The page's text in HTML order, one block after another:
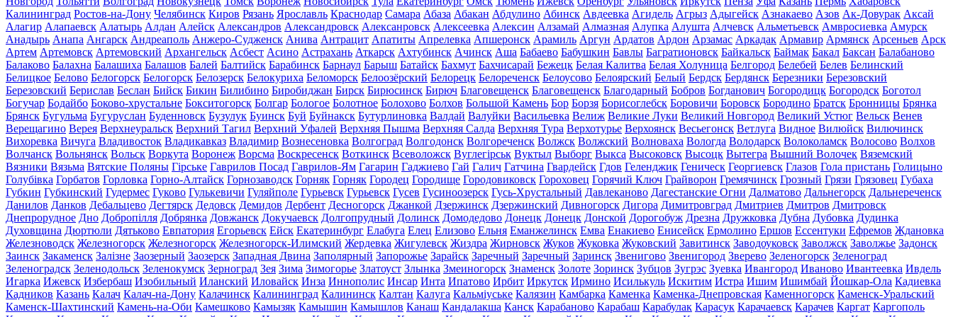
Калининград Ростов-на-Дону Челябинск Киров Рязань Ярославль Краснодар Самара Абаза Абакан Абдулино Абинск Авдеевка Агидель Агрыз Адыгейск Азнакаево Азов Ак-Довурак Аксай
Алагир Алапаевск Алатырь Алдан Алейск Александров Александровск Алексанровск Алексеевка Алексин Алзамай Алмазная Алупка Алушта Алчевск Альметьевск Амвросиевка Амурск
Анадырь Анапа Ангарск Андреаполь Анжеро-Судженск Анива Антрацит Апатиты Апрелевка Апшеронск Арамиль Аргун Ардатов Ардон Арзамас Аркадак Армавир Армянск Арсеньев Арск
Артем Артемовск Артемовский Архангельск Асбест Асино Астрахань Аткарск Ахтубинск Ачинск Аша Бабаево Бабушкин Бавлы Багратионовск Байкальск Баймак Бакал Баксан Балабаново
Балаково Балахна Балашиха Балашов Балей Балтийск Барабинск Барнаул Барыш Батайск Бахмут Бахчисарай Бежецк Белая Калитва Белая Холуница Белгород Белебей Белев Белинский
Белицкое Белово Белогорск Белогорск Белозерск Белокуриха Беломорск Белоозёрский Белорецк Белореченск Белоусово Белоярский Белый Бердск Бердянск Березники Березовский
Березовский Берислав Беслан Бийск Бикин Билибино Биробиджан Бирск Бирюсинск Бирюч Благовещенск Благовещенск Благодарный Бобров Богданович Богородицк Богородск Боготол
Богучар Бодайбо Боково-хрустальне Бокситогорск Болгар Бологое Болотное Болохово Болхов Большой Камень Бор Борзя Борисоглебск Боровичи Боровск Бородино Братск Бронницы Брянка
Брянск Бугульма Бугуруслан Буденновск Бузулук Буинск Буй Буйнакск Бутурлиновка Валдай Валуйки Васильевка Велиж Великие Луки Великий Новгород Великий Устюг Вельск Венев
Верещагино Верея Верхнеуральск Верхний Тагил Верхний Уфалей Верхняя Пышма Верхняя Салда Верхняя Тура Верхотурье Верхоянск Весьегонск Ветлуга Видное Вилюйск Вилючинск
Вихоревка Вичуга Владивосток Владикавказ Владимир Вознесеновка Волгоград Волгодонск Волгореченск Волжск Волжский Волноваха Вологда Володарск Волоколамск Волосово Волхов
Волчанск Вольнянск Вольск Воркута Воронеж Ворсма Воскресенск Воткинск Всеволожск Вуглегірськ Вуктыл Выборг Выкса Высоковск Высоцк Вытегра Вышний Волочек Вяземский
Вязники Вязьма Вятские Поляны Гірське Гаврилов Посад Гаврилов-Ям Гагарин Гаджиево Гай Галич Гатчина Гвардейск Гдов Геленджик Геническ Георгиевск Глазов Гола пристань Голицыно
Голубівка Горбатов Горловка Горно-Алтайск Горнозаводск Горняк Горняк Городец Городище Городовиковск Гороховец Горячий Ключ Грайворон Гремячинск Грозный Грязи Грязовец Губаха
Губкин Губкинский Гудермес Гуково Гулькевичи Гуляйполе Гурьевск Гурьевск Гусев Гусиноозерск Гусь-Хрустальный Давлеканово Дагестанские Огни Далматово Дальнегорск Дальнереченск
Данилов Данков Дебальцево Дегтярск Дедовск Демидов Дербент Десногорск Джанкой Дзержинск Дзержинский Дивногорск Дигора Димитровград Дмитриев Дмитров Дмитровск
Днепрорудное Дно Добропілля Добрянка Довжанск Докучаевск Долгопрудный Долинск Домодедово Донецк Донецк Донской Дорогобуж Дрезна Дружковка Дубна Дубовка Дудинка
Духовщина Дюртюли Дятьково Евпатория Егорьевск Ейск Екатеринбург Елабуга Елец Елизово Ельня Еманжелинск Емва Енакиево Енисейск Ермолино Ершов Ессентуки Ефремов Ждановка
Железноводск Железногорск Железногорск Железногорск-Илимский Жердевка Жигулевск Жиздра Жирновск Жуков Жуковка Жуковский Завитинск Заводоуковск Заволжск Заволжье Задонск
Заинск Закаменск Залізне Заозерный Заозерск Западная Двина Заполярный Запорожье Зарайск Заречный Заречный Заринск Звенигово Звенигород Зверево Зеленогорск Зеленоград
Зеленоградск Зеленодольск Зеленокумск Зерноград Зея Зима Зимогорье Златоуст Злынка Змеиногорск Знаменск Золоте Зоринск Зубцов Зугрэс Зуевка Ивангород Иваново Ивантеевка Ивдель
Игарка Ижевск Избербаш Изобильный Иланский Иловайск Инза Иннополис Инсар Инта Ипатово Ирбит Иркутск Ирмино Исилькуль Искитим Истра Ишим Ишимбай Йошкар-Ола Кадиевка
Кадников Казань Калач Калач-на-Дону Калачинск Калининград Калининск Калтан Калуга Кальміуське Калязин Камбарка Каменка Каменка-Днепровская Каменногорск Каменск-Уральский
Каменск-Шахтинский Камень-на-Оби Камешково Камызяк Камышин Камышлов Канаш Кандалакша Канск Карабаново Карабаш Карабулак Карасук Карачаевск Карачев Каргат Каргополь